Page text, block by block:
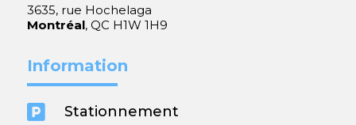
3635, rue Hochelaga
Montréal, QC H1W 1H9
Information
 Stationnement